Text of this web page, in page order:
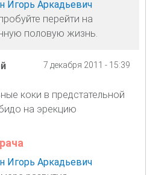
Игорь Аркадьевич
перейти на
половую жизнь.
7 декабря 2011 - 15:39
коки в предстательной
на эрекцию
Игорь Аркадьевич